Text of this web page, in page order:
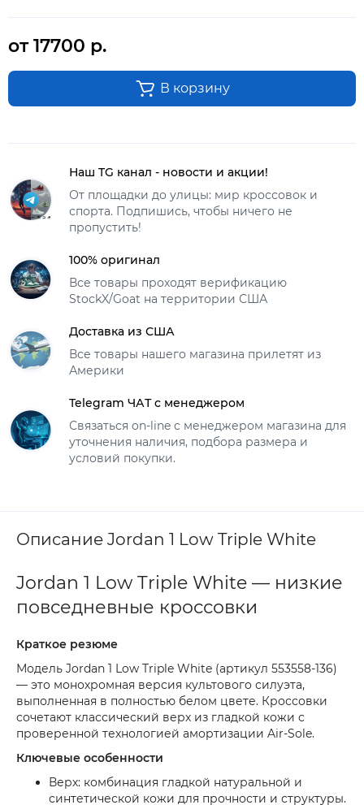
от 17700 р.
В корзину
Наш TG канал - новости и акции!
От площадки до улицы: мир кроссовок и
спорта. Подпишись, чтобы ничего не
пропустить!
100% оригинал
Все товары проходят верификацию
StockX/Goat на территории США
Доставка из США
Все товары нашего магазина прилетят из
Америки
Telegram ЧАТ с менеджером
Связаться on-line с менеджером магазина для
уточнения наличия, подбора размера и
условий покупки.
Описание Jordan 1 Low Triple White
Jordan 1 Low Triple White — низкие
повседневные кроссовки
Краткое резюме
Модель Jordan 1 Low Triple White (артикул 553558-136)
— это монохромная версия культового силуэта,
выполненная в полностью белом цвете. Кроссовки
сочетают классический верх из гладкой кожи с
проверенной технологией амортизации Air-Sole.
Ключевые особенности
Верх: комбинация гладкой натуральной и
синтетической кожи для прочности и структуры.